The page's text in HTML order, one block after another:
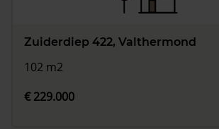
Zuiderdiep 422, Valthermond
102 m2
€ 229.000